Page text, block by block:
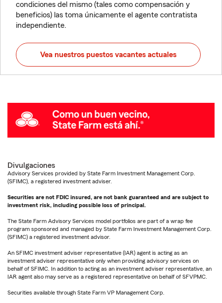
condiciones del mismo (tales como compensación y
beneficios) las toma únicamente el agente contratista
independiente.
Vea nuestros puestos vacantes actuales
Divulgaciones
Advisory Services provided by State Farm Investment Management Corp.
(SFIMC), a registered investment adviser.
Securities are not FDIC insured, are not bank guaranteed and are subject to
investment risk, including possible loss of principal.
The State Farm Advisory Services model portfolios are part of a wrap fee
program sponsored and managed by State Farm Investment Management Corp.
(SFIMC) a registered investment advisor.
An SFIMC investment adviser representative (IAR) agent is acting as an
investment adviser representative only when providing advisory services on
behalf of SFIMC. In addition to acting as an investment adviser representative, an
IAR agent also may serve as a registered representative on behalf of SFVPMC.
Securities available through State Farm VP Management Corp.